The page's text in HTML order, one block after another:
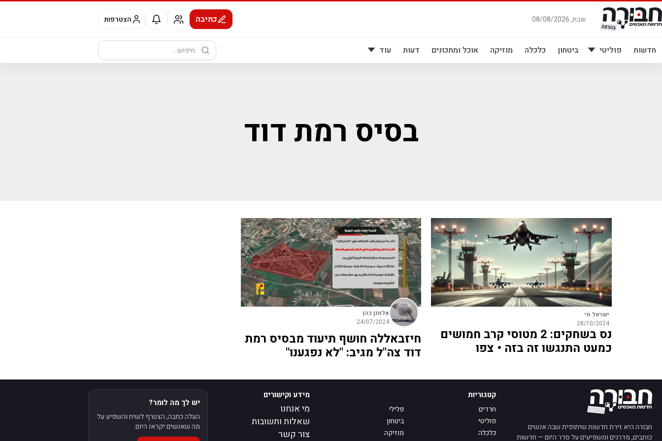
דלג
לתוכן
שבת, 08/08/2026 כתיבה הצטרפות
חדשות פוליטי ביטחון כלכלה מוזיקה אוכל ומתכונים דעות עוד
חיפוש:
בסיס רמת דוד
ישראל חי
28/10/2024
נס בשחקים: 2 מטוסי קרב חמושים
כמעט התנגשו זה בזה • צפו
אלחנן כהן
24/07/2024
חיזבאללה חושף תיעוד מבסיס רמת
דוד צה"ל מגיב: "לא נפגענו"
חבורה היא זירת חדשות שיתופית שבה אנשים
כותבים, מדרגים ומשפיעים על סדר היום — חדשות
קטגוריות
חרדים
פלילי
פוליטי
ביטחון
כלכלה
מוזיקה
מידע וקישורים
מי אנחנו
שאלות ותשובות
צור קשר
יש לך מה לומר?
העלה כתבה, הצטרף לשיח והשפיע על
מה שאנשים יקראו היום.